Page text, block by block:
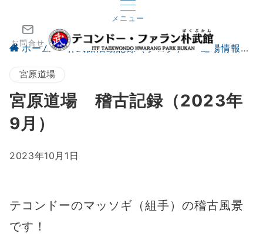
メニュー
お問合せ
ホーム 朴武館活動記録（ブログ） 道場情報
宮原道場
宮原道場 稽古記録（2023年
9月）
2023年10月1日
テコンドーのマッソギ（組手）の稽古風景
です！